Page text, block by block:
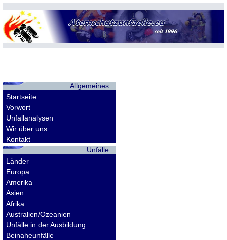
Allgemeines
Startseite
Vorwort
Unfallanalysen
Wir über uns
Kontakt
Unfälle
Länder
Europa
Amerika
Asien
Afrika
Australien/Ozeanien
Unfälle in der Ausbildung
Beinaheunfälle